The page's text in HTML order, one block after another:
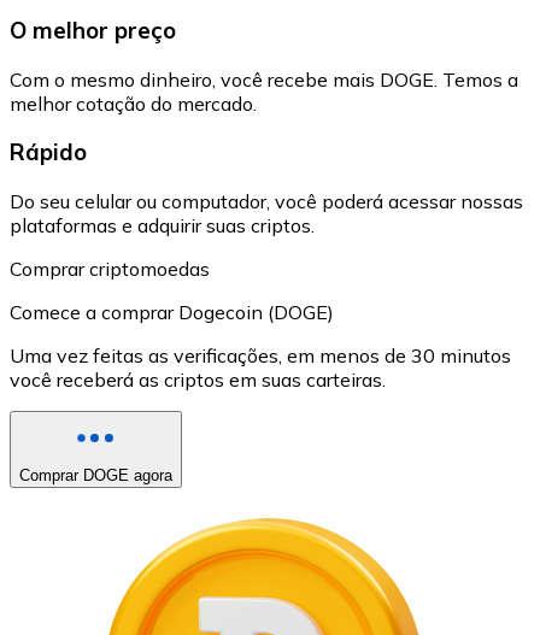
O melhor preço
Com o mesmo dinheiro, você recebe mais DOGE. Temos a
melhor cotação do mercado.
Rápido
Do seu celular ou computador, você poderá acessar nossas
plataformas e adquirir suas criptos.
Comprar criptomoedas
Comece a comprar Dogecoin (DOGE)
Uma vez feitas as verificações, em menos de 30 minutos
você receberá as criptos em suas carteiras.
Comprar DOGE agora